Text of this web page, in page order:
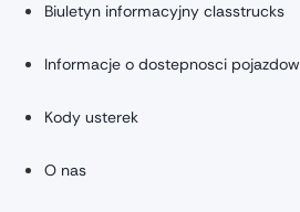
Biuletyn informacyjny classtrucks
Informacje o dostepnosci pojazdow
Kody usterek
O nas